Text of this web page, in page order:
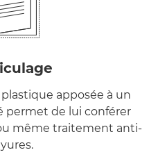
apposée à un
de lui conférer
même traitement anti-